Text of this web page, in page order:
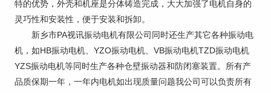
特的优势，外壳和机座是分体铸造完成，大大加强了电机自身的
灵巧性和安装性，便于安装和拆卸。
新乡市PA视讯振动电机有限公司同时还生产其它各种振动电
机，如HB振动电机、YZO振动电机、VB振动电机TZD振动电机
YZS振动电机等同时生产各种仓壁振动器和防闭塞装置。所有产
品质保期一年，一年内电机如出现质量问题我公司可以负责所有